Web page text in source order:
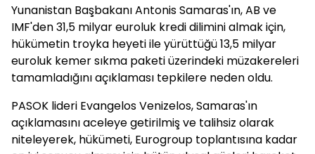
Yunanistan Başbakanı Antonis Samaras'ın, AB ve
IMF'den 31,5 milyar euroluk kredi dilimini almak için,
hükümetin troyka heyeti ile yürüttüğü 13,5 milyar
euroluk kemer sıkma paketi üzerindeki müzakereleri
tamamladığını açıklaması tepkilere neden oldu.
PASOK lideri Evangelos Venizelos, Samaras'ın
açıklamasını aceleye getirilmiş ve talihsiz olarak
niteleyerek, hükümeti, Eurogroup toplantısına kadar